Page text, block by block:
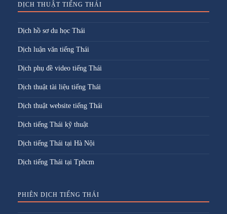
DỊCH THUẬT TIẾNG THÁI
Dịch hồ sơ du học Thái
Dịch luận văn tiếng Thái
Dịch phụ đề video tiếng Thái
Dịch thuật tài liệu tiếng Thái
Dịch thuật website tiếng Thái
Dịch tiếng Thái kỹ thuật
Dịch tiếng Thái tại Hà Nội
Dịch tiếng Thái tại Tphcm
PHIÊN DỊCH TIẾNG THÁI